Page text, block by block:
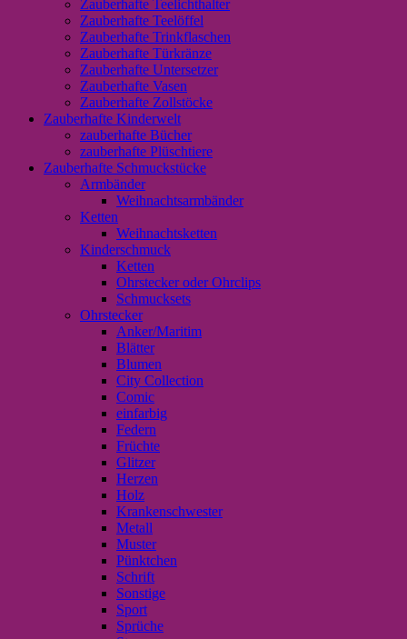
Zauberhafte Teelichthalter
Zauberhafte Teelöffel
Zauberhafte Trinkflaschen
Zauberhafte Türkränze
Zauberhafte Untersetzer
Zauberhafte Vasen
Zauberhafte Zollstöcke
Zauberhafte Kinderwelt
zauberhafte Bücher
zauberhafte Plüschtiere
Zauberhafte Schmuckstücke
Armbänder
Weihnachtsarmbänder
Ketten
Weihnachtsketten
Kinderschmuck
Ketten
Ohrstecker oder Ohrclips
Schmucksets
Ohrstecker
Anker/Maritim
Blätter
Blumen
City Collection
Comic
einfarbig
Federn
Früchte
Glitzer
Herzen
Holz
Krankenschwester
Metall
Muster
Pünktchen
Schrift
Sonstige
Sport
Sprüche